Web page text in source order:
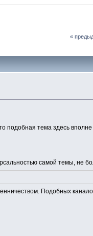
«
подобная тема здесь
самой темы, не
Подобных